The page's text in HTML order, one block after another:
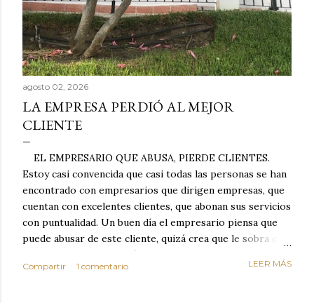
agosto 02, 2026
LA EMPRESA PERDIÓ AL MEJOR
CLIENTE
EL EMPRESARIO QUE ABUSA, PIERDE CLIENTES.
Estoy casi convencida que casi todas las personas se han
encontrado con empresarios que dirigen empresas, que
cuentan con excelentes clientes, que abonan sus servicios
con puntualidad. Un buen día el empresario piensa que
puede abusar de este cliente, quizá crea que le sobra el
dinero porque la mayoría de los otros pagan mal y
tarde y en ocasiones ni abonan los servicios. Cuando una
Compartir 1 comentario LEER MÁS